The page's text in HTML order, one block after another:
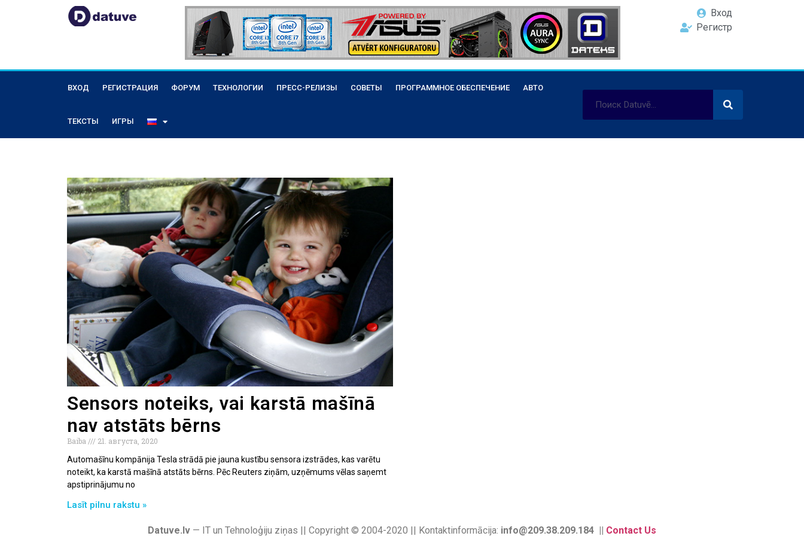
Вход
Регистр
ВХОД РЕГИСТРАЦИЯ ФОРУМ ТЕХНОЛОГИИ ПРЕСС-РЕЛИЗЫ СОВЕТЫ ПРОГРАММНОЕ ОБЕСПЕЧЕНИЕ АВТО
ТЕКСТЫ ИГРЫ
Sensors noteiks, vai karstā mašīnā
nav atstāts bērns
Baiba
21. августа, 2020
Automašīnu kompānija Tesla strādā pie jauna kustību sensora izstrādes, kas varētu
noteikt, ka karstā mašīnā atstāts bērns. Pēc Reuters ziņām, uzņēmums vēlas saņemt
apstiprinājumu no
Lasīt pilnu rakstu »
Datuve.lv — IT un Tehnoloģiju ziņas || Copyright © 2004-2020 || Kontaktinformācija: info@209.38.209.184 || Contact Us